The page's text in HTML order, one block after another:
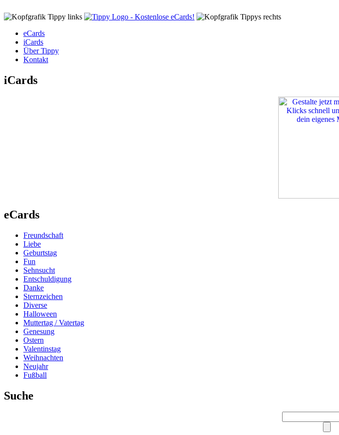
eCards
iCards
Über Tippy
Kontakt
iCards
eCards
Freundschaft
Liebe
Geburtstag
Fun
Sehnsucht
Entschuldigung
Danke
Sternzeichen
Diverse
Halloween
Muttertag / Vatertag
Genesung
Ostern
Valentinstag
Weihnachten
Neujahr
Fußball
Suche